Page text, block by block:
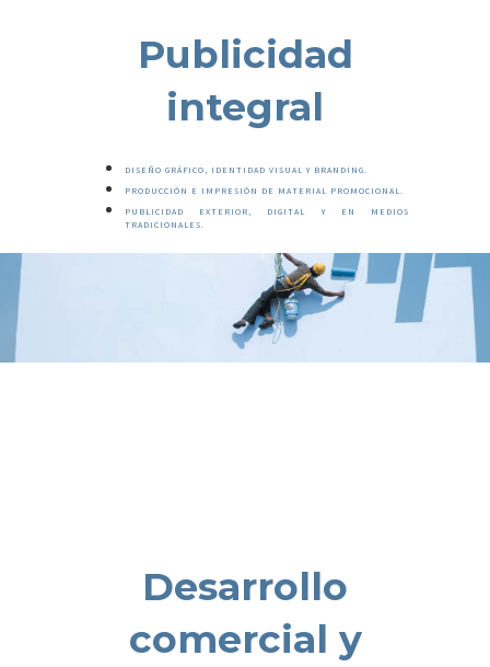
Publicidad
integral
DISEÑO GRÁFICO, IDENTIDAD VISUAL Y BRANDING.
PRODUCCIÓN E IMPRESIÓN DE MATERIAL PROMOCIONAL.
PUBLICIDAD EXTERIOR, DIGITAL Y EN MEDIOS
TRADICIONALES.
Desarrollo
comercial y